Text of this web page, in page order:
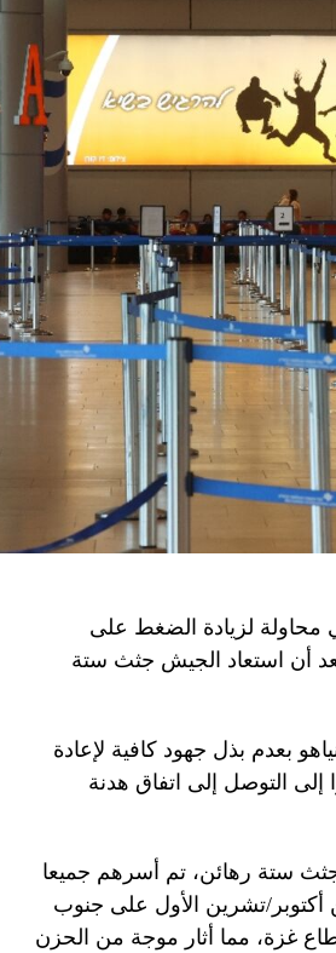
محاولة لزيادة الضغط على
أن استعاد الجيش جثث ستة
بعدم بذل جهود كافية لإعادة
إلى التوصل إلى اتفاق هدنة
جثث ستة رهائن، تم أسرهم جميعا
أكتوبر/تشرين الأول على جنوب
غزة، مما أثار موجة من الحزن